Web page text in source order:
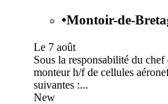
•Montoir-de-
Le 7 août
Sous la responsabilité du
monteur h/f de cellules
suivantes :...
New